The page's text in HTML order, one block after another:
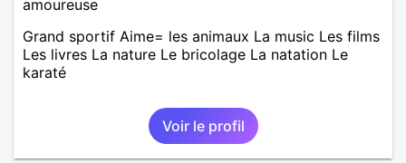
amoureuse
Grand sportif Aime= les animaux La music Les films
Les livres La nature Le bricolage La natation Le
karaté
Voir le profil